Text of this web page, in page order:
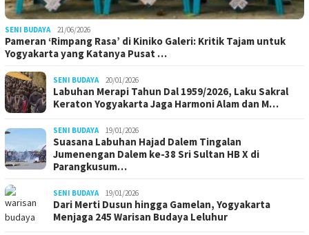
SENI BUDAYA 21/06/2026
Pameran ‘Rimpang Rasa’ di Kiniko Galeri: Kritik Tajam untuk
Yogyakarta yang Katanya Pusat …
SENI BUDAYA 20/01/2026
Labuhan Merapi Tahun Dal 1959/2026, Laku Sakral
Keraton Yogyakarta Jaga Harmoni Alam dan M…
SENI BUDAYA 19/01/2026
Suasana Labuhan Hajad Dalem Tingalan
Jumenengan Dalem ke-38 Sri Sultan HB X di
Parangkusum…
SENI BUDAYA 19/01/2026
Dari Merti Dusun hingga Gamelan, Yogyakarta
Menjaga 245 Warisan Budaya Leluhur